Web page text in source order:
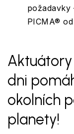
požadavky
PICMA®
dni
okolních
planety!